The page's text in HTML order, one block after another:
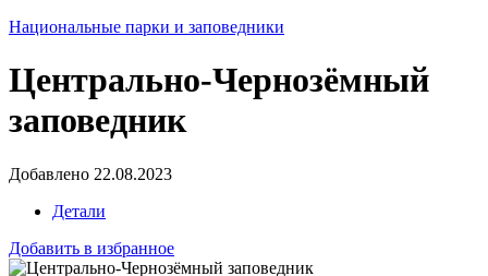
Национальные парки и заповедники
Центрально-Чернозёмный
заповедник
Добавлено 22.08.2023
Детали
Добавить в избранное